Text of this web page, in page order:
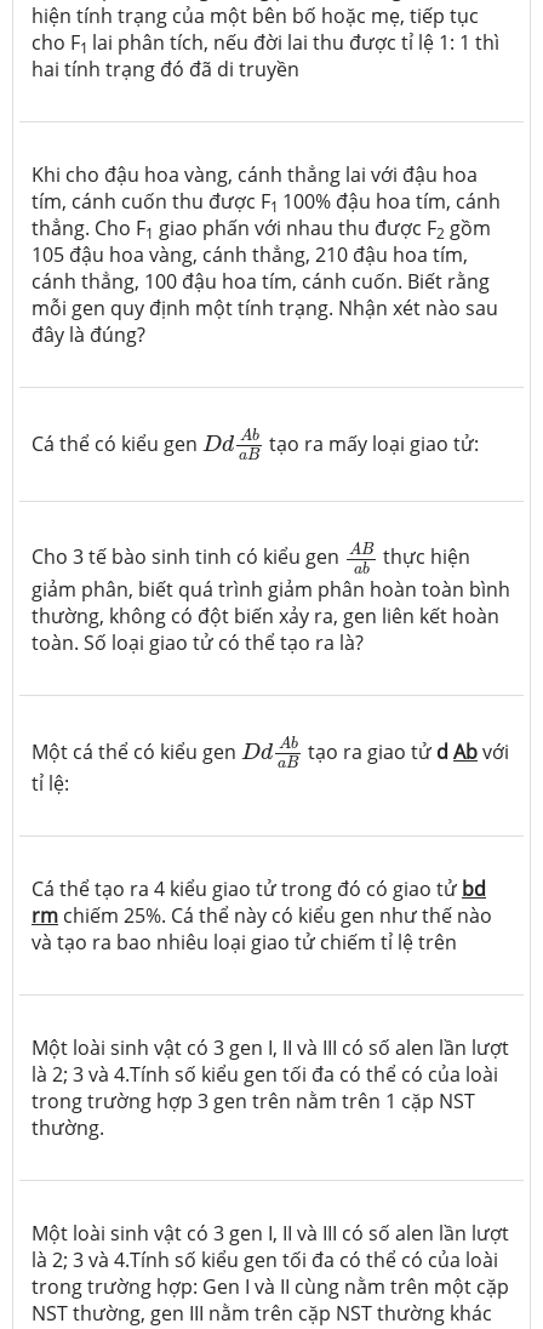
hiện tính trạng của một bên bố hoặc mẹ, tiếp tục
cho F1 lai phân tích, nếu đời lai thu được tỉ lệ 1: 1 thì
hai tính trạng đó đã di truyền
Khi cho đậu hoa vàng, cánh thẳng lai với đậu hoa
tím, cánh cuốn thu được F1 100% đậu hoa tím, cánh
thẳng. Cho F1 giao phấn với nhau thu được F2 gồm
105 đậu hoa vàng, cánh thẳng, 210 đậu hoa tím,
cánh thẳng, 100 đậu hoa tím, cánh cuốn. Biết rằng
mỗi gen quy định một tính trạng. Nhận xét nào sau
đây là đúng?
Cá thể có kiểu gen Dd Ab
aB
D d Ab tạo ra mấy loại giao tử:
Cho 3 tế bào sinh tinh có kiểu gen AB
ab
ABa b
thực hiện
giảm phân, biết quá trình giảm phân hoàn toàn bình
thường, không có đột biến xảy ra, gen liên kết hoàn
toàn. Số loại giao tử có thể tạo ra là?
Một cá thể có kiểu gen Dd Ab
aB
D d Ab tạo ra giao tử dAbvới
tỉ lệ:
Cá thể tạo ra 4 kiểu giao tử trong đó có giao tử bd
rm chiếm 25%. Cá thể này có kiểu gen như thế nào
và tạo ra bao nhiêu loại giao tử chiếm tỉ lệ trên
Một loài sinh vật có 3 gen I, II và III có số alen lần lượt
là 2; 3 và 4.Tính số kiểu gen tối đa có thể có của loài
trong trường hợp 3 gen trên nằm trên 1 cặp NST
thường.
Một loài sinh vật có 3 gen I, II và III có số alen lần lượt
là 2; 3 và 4.Tính số kiểu gen tối đa có thể có của loài
trong trường hợp: Gen I và II cùng nằm trên một cặp
NST thường, gen III nằm trên cặp NST thường khác